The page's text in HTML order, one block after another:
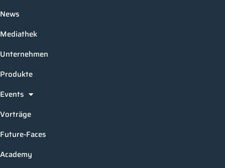
News
Mediathek
Unternehmen
Produkte
Events
Vorträge
Future-Faces
Academy